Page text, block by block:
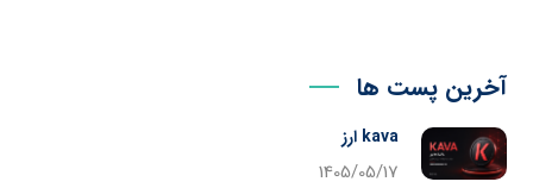
آخرین پست ها
kava ارز
1405/05/17